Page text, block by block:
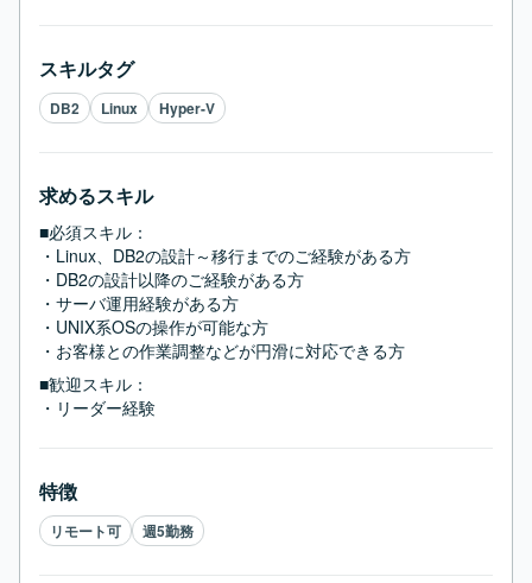
スキルタグ
DB2 Linux Hyper-V
求めるスキル
■必須スキル：
・Linux、DB2の設計～移行までのご経験がある方
・DB2の設計以降のご経験がある方
・サーバ運用経験がある方
・UNIX系OSの操作が可能な方
・お客様との作業調整などが円滑に対応できる方
■歓迎スキル：
・リーダー経験
特徴
リモート可 週5勤務